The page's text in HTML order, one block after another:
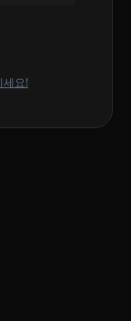
세요!